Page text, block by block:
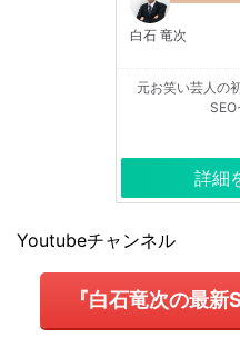
白石 竜次
元お笑い芸人の
詳細
Youtubeチャンネル
『白石竜次の最